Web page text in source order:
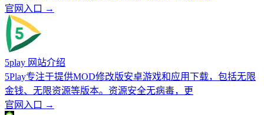
官网入口 →
5play 网站介绍
5Play专注于提供MOD修改版安卓游戏和应用下载，包括无限
金钱、无限资源等版本。资源安全无病毒，更
官网入口 →